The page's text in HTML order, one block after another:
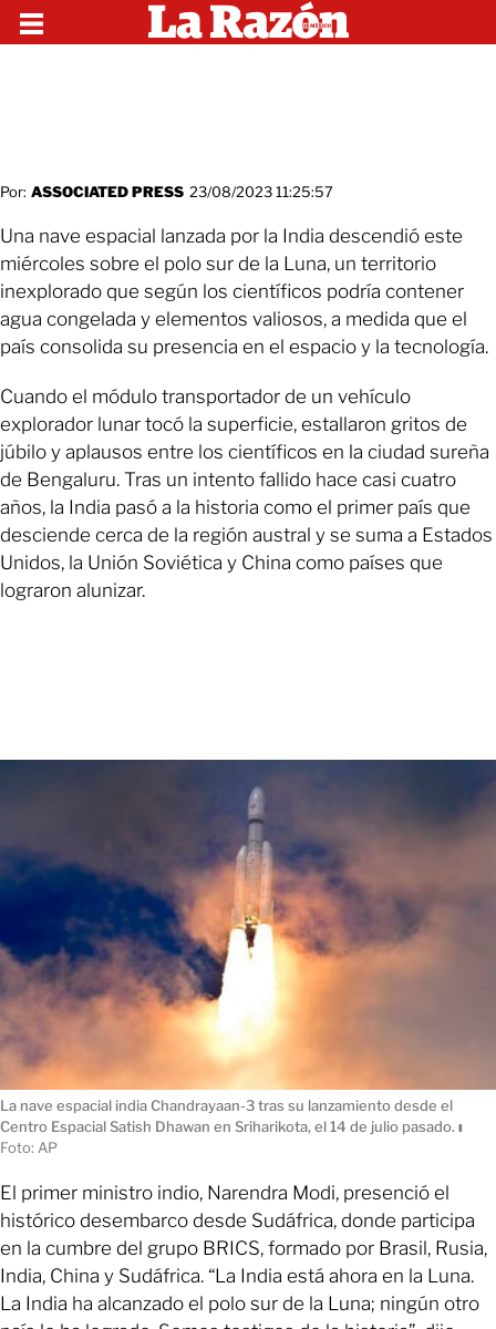
Por: ASSOCIATED PRESS 23/08/2023 11:25:57
Una nave espacial lanzada por la India descendió este
miércoles sobre el polo sur de la Luna, un territorio
inexplorado que según los científicos podría contener
agua congelada y elementos valiosos, a medida que el
país consolida su presencia en el espacio y la tecnología.
Cuando el módulo transportador de un vehículo
explorador lunar tocó la superficie, estallaron gritos de
júbilo y aplausos entre los científicos en la ciudad sureña
de Bengaluru. Tras un intento fallido hace casi cuatro
años, la India pasó a la historia como el primer país que
desciende cerca de la región austral y se suma a Estados
Unidos, la Unión Soviética y China como países que
lograron alunizar.
La nave espacial india Chandrayaan-3 tras su lanzamiento desde el
Centro Espacial Satish Dhawan en Sriharikota, el 14 de julio pasado. ı
Foto: AP
El primer ministro indio, Narendra Modi, presenció el
histórico desembarco desde Sudáfrica, donde participa
en la cumbre del grupo BRICS, formado por Brasil, Rusia,
India, China y Sudáfrica. “La India está ahora en la Luna.
La India ha alcanzado el polo sur de la Luna; ningún otro